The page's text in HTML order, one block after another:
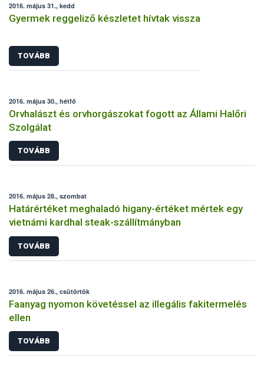
2016. május 31., kedd
Gyermek reggeliző készletet hívtak vissza
TOVÁBB
2016. május 30., hétfő
Orvhalászt és orvhorgászokat fogott az Állami Halőri
Szolgálat
TOVÁBB
2016. május 28., szombat
Határértéket meghaladó higany-értéket mértek egy
vietnámi kardhal steak-szállítmányban
TOVÁBB
2016. május 26., csütörtök
Faanyag nyomon követéssel az illegális fakitermelés
ellen
TOVÁBB